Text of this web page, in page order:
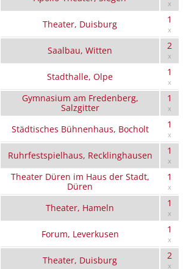
x
Theater, Duisburg 1
x
Saalbau, Witten 2
x
Stadthalle, Olpe 1
x
Gymnasium am Fredenberg,
Salzgitter
1
x
Städtisches Bühnenhaus, Bocholt 1
x
Ruhrfestspielhaus, Recklinghausen 1
x
Theater Düren im Haus der Stadt,
Düren
1
x
Theater, Hameln 1
x
Forum, Leverkusen 1
x
Theater, Duisburg 2
x